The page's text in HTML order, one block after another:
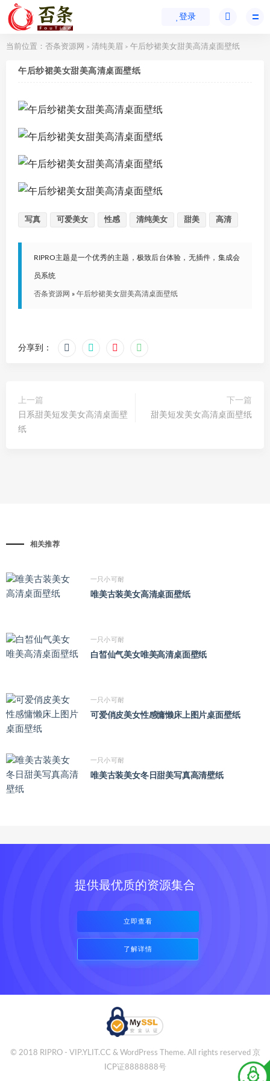
登录
当前位置： 否条资源网 > 清纯美眉 > 午后纱裙美女甜美高清桌面壁纸
午后纱裙美女甜美高清桌面壁纸
写真 可爱美女 性感 清纯美女 甜美 高清
RIPRO主题是一个优秀的主题，极致后台体验，无插件，集成会
员系统
否条资源网 » 午后纱裙美女甜美高清桌面壁纸
分享到：
上一篇
日系甜美短发美女高清桌面壁
纸
下一篇
甜美短发美女高清桌面壁纸
相关推荐
一只小可耐
唯美古装美女高清桌面壁纸
一只小可耐
白皙仙气美女唯美高清桌面壁纸
一只小可耐
可爱俏皮美女性感慵懒床上图片桌面壁纸
一只小可耐
唯美古装美女冬日甜美写真高清壁纸
提供最优质的资源集合
立即查看
了解详情
© 2018 RIPRO - VIP.YLIT.CC & WordPress Theme. All rights reserved 京
ICP证8888888号